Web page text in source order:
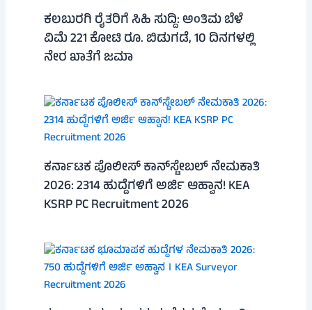
ಕಲಬುರಗಿ ರೈತರಿಗೆ ಸಿಹಿ ಸುದ್ದಿ: ಅಂತಿಮ ಬೆಳೆ
ವಿಮೆ 221 ಕೋಟಿ ರೂ. ಬಿಡುಗಡೆ, 10 ದಿನಗಳಲ್ಲಿ
ನೇರ ಖಾತೆಗೆ ಜಮಾ
ಕರ್ನಾಟಕ ಪೊಲೀಸ್ ಕಾನ್‌ಸ್ಟೇಬಲ್ ನೇಮಕಾತಿ
2026: 2314 ಹುದ್ದೆಗಳಿಗೆ ಅರ್ಜಿ ಆಹ್ವಾನ! KEA
KSRP PC Recruitment 2026